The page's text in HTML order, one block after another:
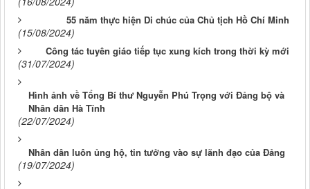
55 năm thực hiện Di chúc của Chủ tịch Hồ Chí Minh
(15/08/2024)
Công tác tuyên giáo tiếp tục xung kích trong thời kỳ mới
(31/07/2024)
Hình ảnh về Tổng Bí thư Nguyễn Phú Trọng với Đảng bộ và
Nhân dân Hà Tĩnh
(22/07/2024)
Nhân dân luôn ủng hộ, tin tưởng vào sự lãnh đạo của Đảng
(19/07/2024)